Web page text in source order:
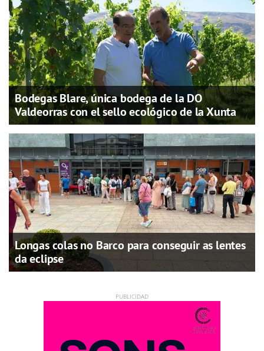
Bodegas Blare, única bodega de la DO
Valdeorras con el sello ecológico de la Xunta
Longas colas no Barco para conseguir as lentes
da eclipse